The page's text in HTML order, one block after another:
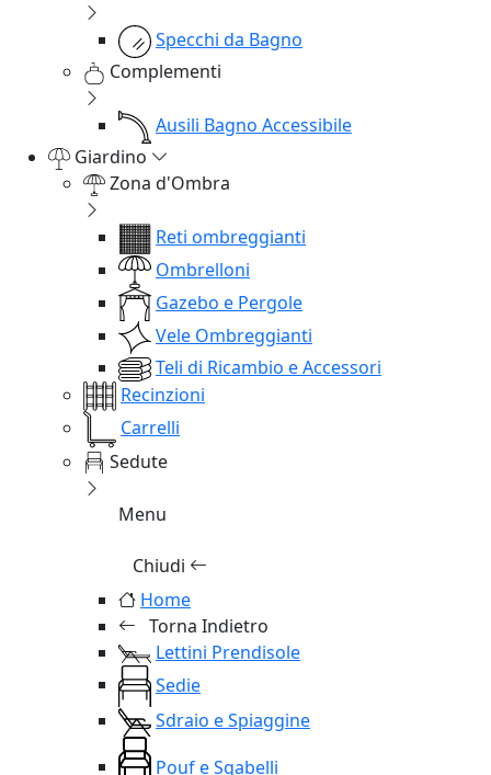
Specchi da Bagno
Complementi
Ausili Bagno Accessibile
Giardino
Zona d'Ombra
Reti ombreggianti
Ombrelloni
Gazebo e Pergole
Vele Ombreggianti
Teli di Ricambio e Accessori
Recinzioni
Carrelli
Sedute
Menu
Chiudi
Home
Torna Indietro
Lettini Prendisole
Sedie
Sdraio e Spiaggine
Pouf e Sgabelli